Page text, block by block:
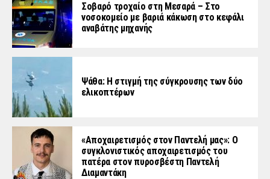
Σοβαρό τροχαίο στη Μεσαρά – Στο
νοσοκομείο με βαριά κάκωση στο κεφάλι
αναβάτης μηχανής
Ψάθα: Η στιγμή της σύγκρουσης των δύο
ελικοπτέρων
«Aποχαιρετισμός στον Παντελή μας»: Ο
συγκλονιστικός αποχαιρετισμός του
πατέρα στον πυροσβέστη Παντελή
Διαμαντάκη